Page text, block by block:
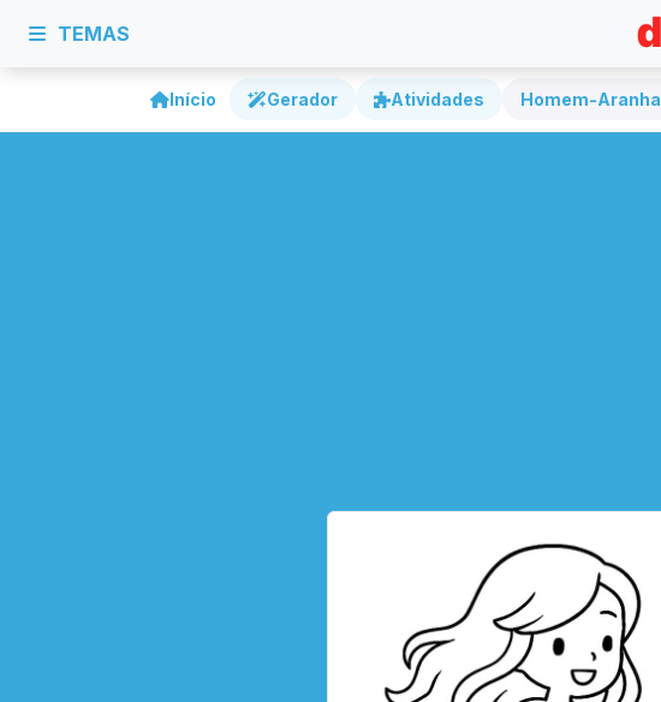
TEMAS
Início Gerador Atividades Homem-Aranha